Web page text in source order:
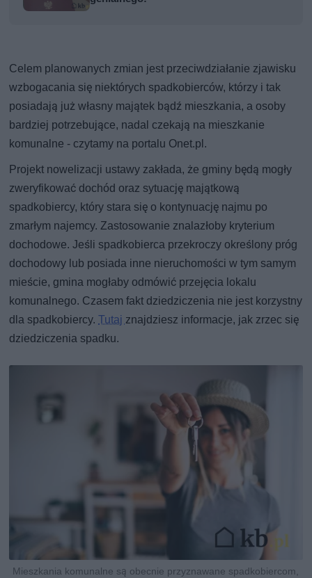
Celem planowanych zmian jest przeciwdziałanie zjawisku
wzbogacania się niektórych spadkobierców, którzy i tak
posiadają już własny majątek bądź mieszkania, a osoby
bardziej potrzebujące, nadal czekają na mieszkanie
komunalne - czytamy na portalu Onet.pl.
Projekt nowelizacji ustawy zakłada, że gminy będą mogły
zweryfikować dochód oraz sytuację majątkową
spadkobiercy, który stara się o kontynuację najmu po
zmarłym najemcy. Zastosowanie znalazłoby kryterium
dochodowe. Jeśli spadkobierca przekroczy określony próg
dochodowy lub posiada inne nieruchomości w tym samym
mieście, gmina mogłaby odmówić przejęcia lokalu
komunalnego. Czasem fakt dziedziczenia nie jest korzystny
dla spadkobiercy.Tutaj znajdziesz informacje, jak zrzec się
dziedziczenia spadku.
Mieszkania komunalne są obecnie przyznawane spadkobiercom,